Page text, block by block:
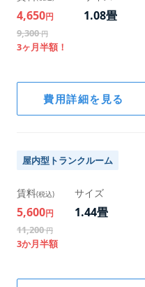
4,650円
9,300円
3ヶ月半額！
1.08畳
階数
費用詳細を見る
屋内型トランクルーム
賃料(税込)
5,600円
11,200円
3か月半額
サイズ
1.44畳
階数